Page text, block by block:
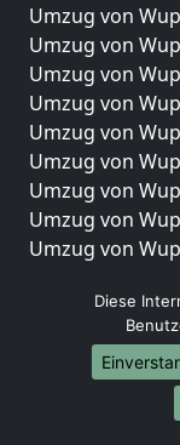
Umzug von
Umzug von
Umzug von
Umzug von
Umzug von
Umzug von
Umzug von
Umzug von
Umzug von
Umzug von
Umzug von
Umzug von
Umzug von
Umzug von
Diese